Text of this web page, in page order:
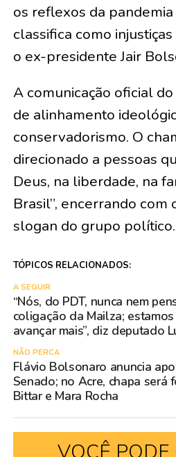
os reflexos da
classifica como
o ex-presidente Jair
A comunicação oficial
de alinhamento
conservadorismo. O
direcionado a pessoas
Deus, na liberdade, na
Brasil”, encerrando com
slogan do grupo político.
TÓPICOS RELACIONADOS:
A SEGUIR
“Nós, do PDT, nunca nem
coligação da Mailza;
avançar mais”, diz deputado
NÃO PERCA
Flávio Bolsonaro anuncia
Senado; no Acre, chapa será
Bittar e Mara Rocha